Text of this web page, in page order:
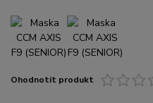
Ohodnotit produkt